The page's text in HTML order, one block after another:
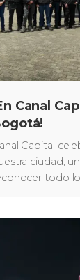
Canal
Capital
ciudad,
todo